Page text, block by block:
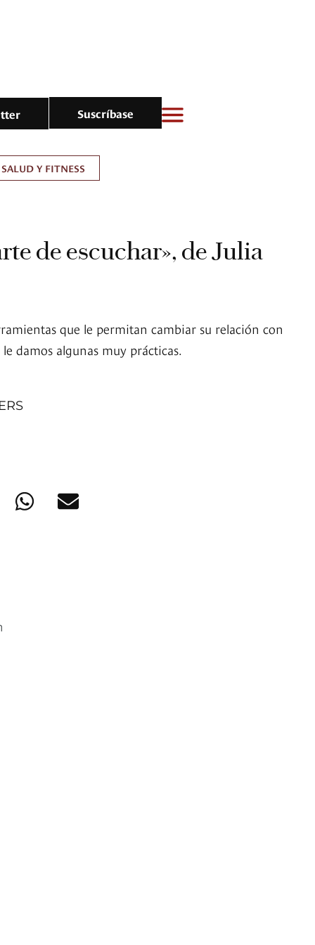
Suscríbase
SALUD Y FITNESS
de escuchar», de Julia
que le permitan cambiar su relación con
damos algunas muy prácticas.